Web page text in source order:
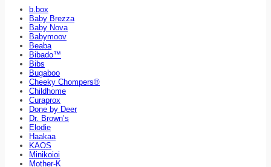
b.box
Baby Brezza
Baby Nova
Babymoov
Beaba
Bibado™
Bibs
Bugaboo
Cheeky Chompers®
Childhome
Curaprox
Done by Deer
Dr. Brown’s
Elodie
Haakaa
KAOS
Minikoioi
Mother-K